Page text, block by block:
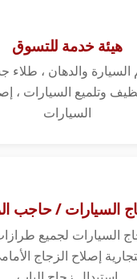
هيئة خدمة للتسوق
والدهان ، طلاء
وتلميع السيارات ،
السيارات
السيارات / حاجب
السيارات لجميع
إصلاح الزجاج